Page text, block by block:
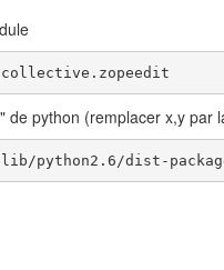
de python (remplacer x,y par
python2.6/dist-